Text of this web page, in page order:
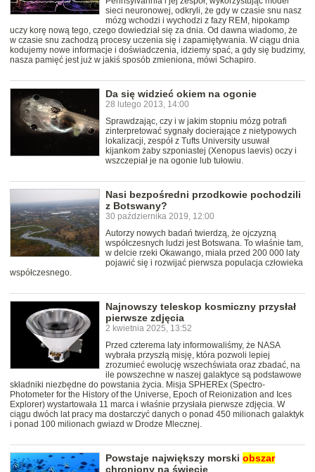
sieci neuronowej, odkryli, że gdy w czasie snu nasz
mózg wchodzi i wychodzi z fazy REM, hipokamp
uczy korę nową tego, czego dowiedział się za dnia. Od dawna wiadomo, że
w czasie snu zachodzą procesy uczenia się i zapamiętywania. W ciągu dnia
kodujemy nowe informacje i doświadczenia, idziemy spać, a gdy się budzimy,
nasza pamięć jest już w jakiś sposób zmieniona, mówi Schapiro.
Da się widzieć okiem na ogonie
28 lutego 2013, 14:00
Sprawdzając, czy i w jakim stopniu mózg potrafi
zinterpretować sygnały docierające z nietypowych
lokalizacji, zespół z Tufts University usuwał
kijankom żaby szponiastej (Xenopus laevis) oczy i
wszczepiał je na ogonie lub tułowiu.
Nasi bezpośredni przodkowie pochodzili
z Botswany?
30 października 2019, 12:00
Autorzy nowych badań twierdzą, że ojczyzną
współczesnych ludzi jest Botswana. To właśnie tam,
w delcie rzeki Okawango, miała przed 200 000 laty
pojawić się i rozwijać pierwsza populacja człowieka
współczesnego.
Najnowszy teleskop kosmiczny przysłał
pierwsze zdjęcia
2 kwietnia 2025, 13:52
Przed czterema laty informowaliśmy, że NASA
wybrała przyszłą misję, która pozwoli lepiej
zrozumieć ewolucję wszechświata oraz zbadać, na
ile powszechne w naszej galaktyce są podstawowe
składniki niezbędne do powstania życia. Misja SPHEREx (Spectro-
Photometer for the History of the Universe, Epoch of Reionization and Ices
Explorer) wystartowała 11 marca i właśnie przysłała pierwsze zdjęcia. W
ciągu dwóch lat pracy ma dostarczyć danych o ponad 450 milionach galaktyk
i ponad 100 milionach gwiazd w Drodze Mlecznej.
Powstaje największy morski obszar
chroniony na świecie